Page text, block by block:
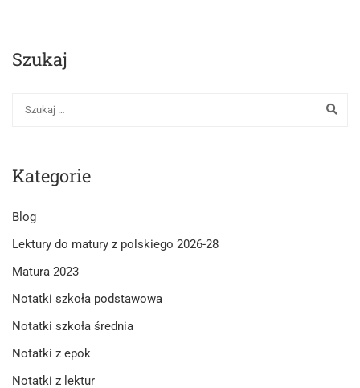
Szukaj
Kategorie
Blog
Lektury do matury z polskiego 2026-28
Matura 2023
Notatki szkoła podstawowa
Notatki szkoła średnia
Notatki z epok
Notatki z lektur